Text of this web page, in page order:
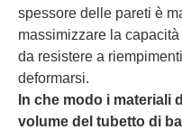
spessore delle pareti è
massimizzare la
da resistere a
deformarsi.
In che modo i materiali
volume del tubetto di